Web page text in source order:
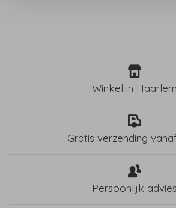
Winkel in Haarlem
Gratis verzending
Persoonlijk advies